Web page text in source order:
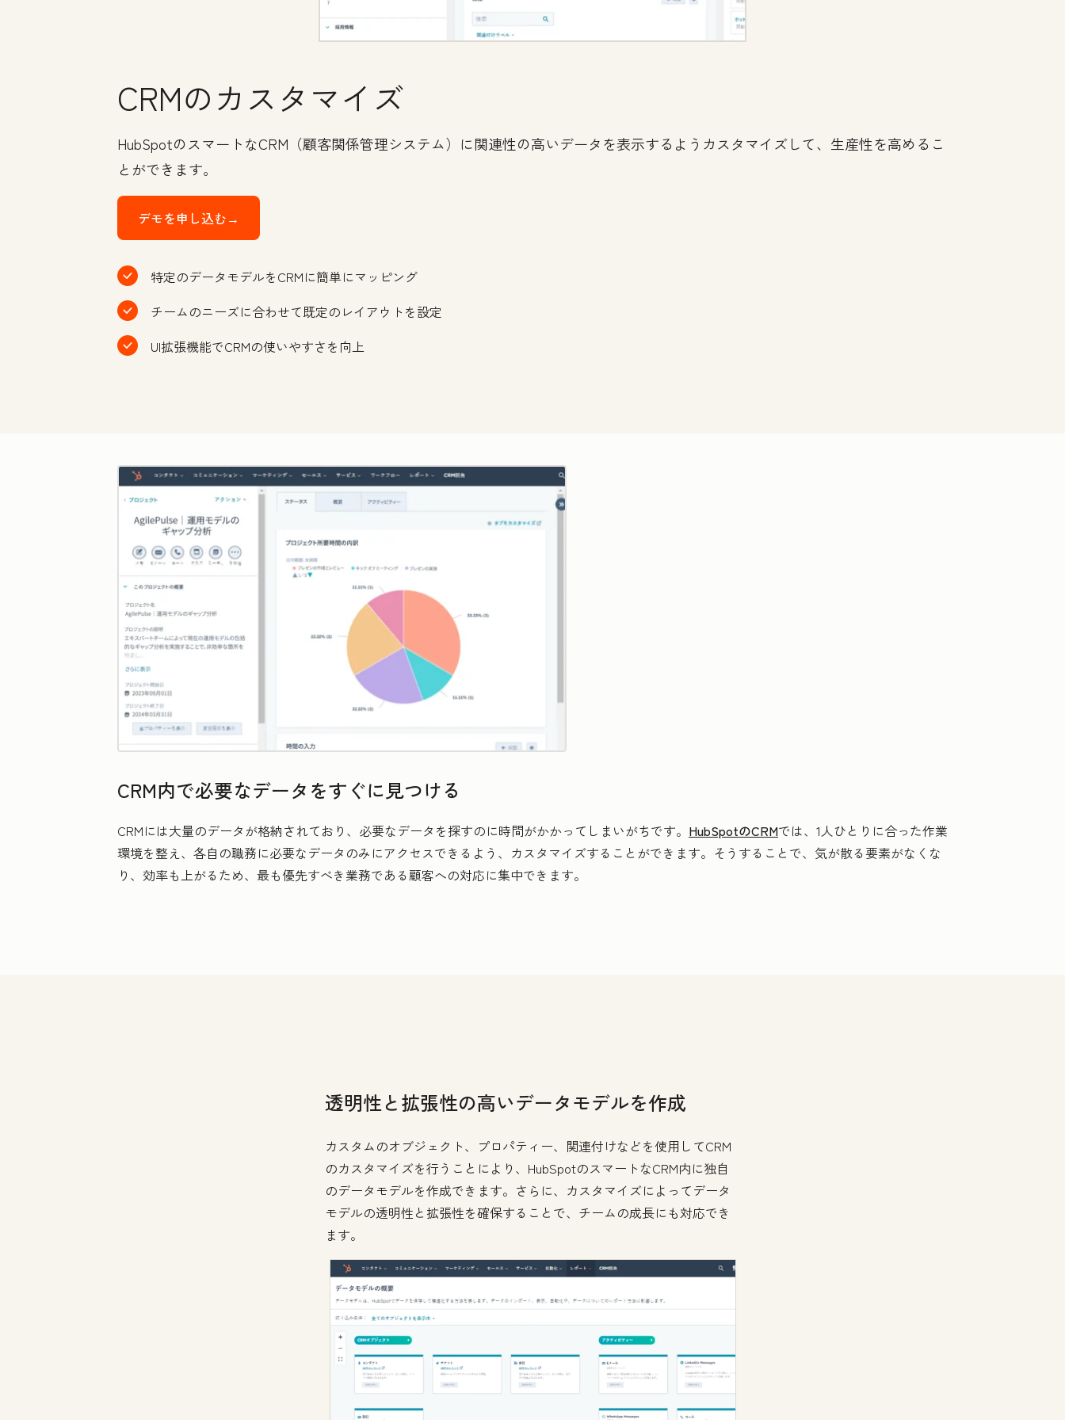
CRMのカスタマイズ
HubSpotのスマートなCRM（顧客関係管理システム）に関連性の高いデータを表示するようカスタマイズして、生産性を高めるこ
とができます。
デモを申し込む→
特定のデータモデルをCRMに簡単にマッピング
チームのニーズに合わせて既定のレイアウトを設定
UI拡張機能でCRMの使いやすさを向上
CRM内で必要なデータをすぐに見つける
CRMには大量のデータが格納されており、必要なデータを探すのに時間がかかってしまいがちです。 HubSpotのCRMでは、1人ひとりに合った作業
環境を整え、各自の職務に必要なデータのみにアクセスできるよう、カスタマイズすることができます。そうすることで、気が散る要素がなくな
り、効率も上がるため、最も優先すべき業務である顧客への対応に集中できます。
透明性と拡張性の高いデータモデルを作成
カスタムのオブジェクト、プロパティー、関連付けなどを使用してCRM
のカスタマイズを行うことにより、HubSpotのスマートなCRM内に独自
のデータモデルを作成できます。さらに、カスタマイズによってデータ
モデルの透明性と拡張性を確保することで、チームの成長にも対応でき
ます。